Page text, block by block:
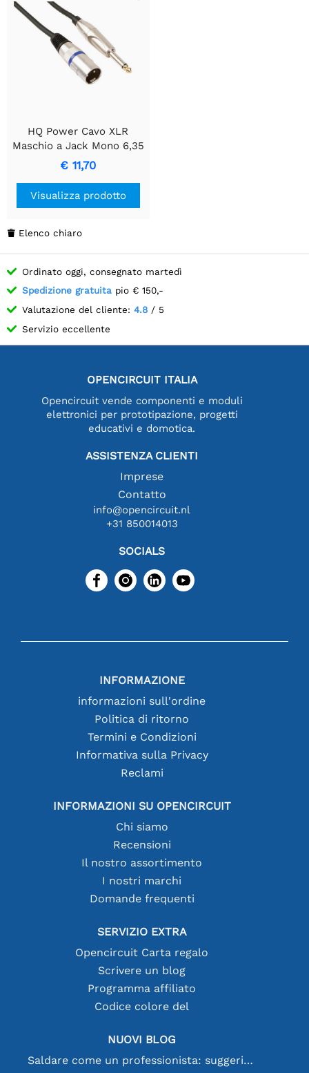
HQ Power Cavo XLR
Maschio a Jack Mono 6,35
mm, 6 Metri
€ 11,70
Visualizza prodotto
 Elenco chiaro
Ordinato oggi, consegnato martedì
Spedizione gratuita pio € 150,-
Valutazione del cliente: 4.8 / 5
Servizio eccellente
OPENCIRCUIT ITALIA
Opencircuit vende componenti e moduli
elettronici per prototipazione, progetti
educativi e domotica.
ASSISTENZA CLIENTI
Imprese
Contatto
info@opencircuit.nl
+31 850014013
SOCIALS
INFORMAZIONE
informazioni sull'ordine
Politica di ritorno
Termini e Condizioni
Informativa sulla Privacy
Reclami
INFORMAZIONI SU OPENCIRCUIT
Chi siamo
Recensioni
Il nostro assortimento
I nostri marchi
Domande frequenti
SERVIZIO EXTRA
Opencircuit Carta regalo
Scrivere un blog
Programma affiliato
Codice colore del
NUOVI BLOG
Saldare come un professionista: suggerimenti per connessioni elettroniche perfette